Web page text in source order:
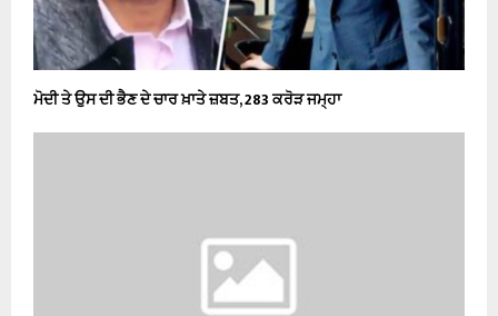
ਮੋਦੀ ਤੇ ਉਸ ਦੀ ਭੈਣ ਦੇ ਚਾਰ ਖ਼ਾਤੇ ਜ਼ਬਤ, 283 ਕਰੋੜ ਜਮ੍ਹਾ